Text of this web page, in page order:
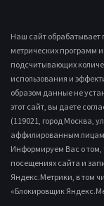
Наш сайт обрабатывает
метрических программ
подсчитывающих
использования и
образом данные не
этот сайт, вы даете
(119021, город Москва,
аффилированным
Информируем Вас о том,
посещениях сайта и
Яндекс.Метрики, в том
«Блокировщик